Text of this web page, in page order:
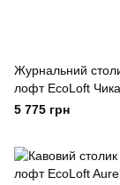
Журнальний
лофт EcoLoft
1134
5 775 грн